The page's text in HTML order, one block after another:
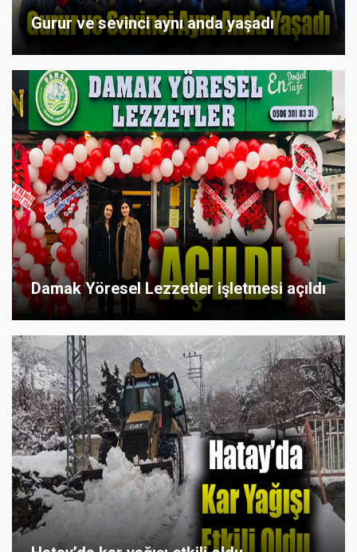
Gurur ve sevinci aynı anda yaşadı
Damak Yöresel Lezzetler işletmesi açıldı